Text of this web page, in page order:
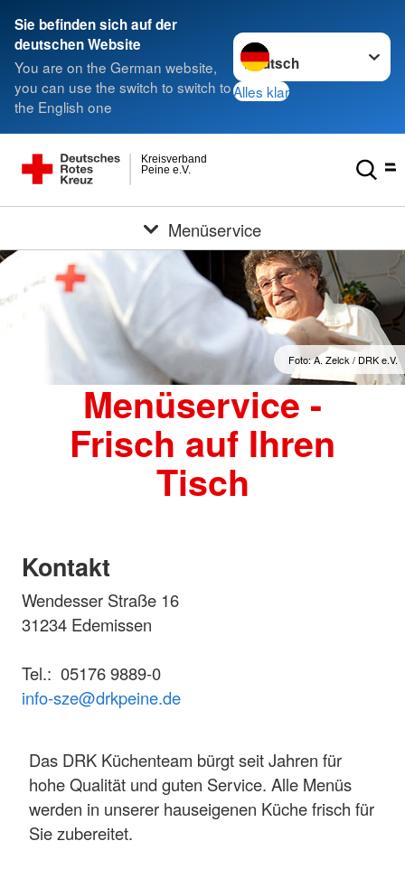
Sie befinden sich auf der
deutschen Website
You are on the German website,
you can use the switch to switch to
the English one
Sprache wechseln zu
Alles klar
Peine e.V.
Kreisverband
Menüservice
Foto: A. Zelck / DRK e.V.
Menüservice -
Frisch auf Ihren
Tisch
Kontakt
Wendesser Straße 16
31234 Edemissen
Tel.: 05176 9889-0
info-sze@drkpeine.de
Das DRK Küchenteam bürgt seit Jahren für
hohe Qualität und guten Service. Alle Menüs
werden in unserer hauseigenen Küche frisch für
Sie zubereitet.